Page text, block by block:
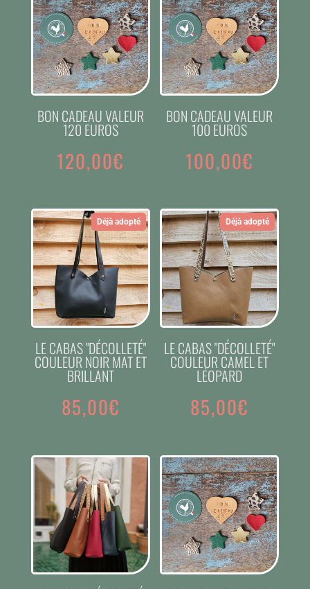
BON CADEAU VALEUR
120 EUROS
120,00€
BON CADEAU VALEUR
100 EUROS
100,00€
Déjà adopté
LE CABAS "DÉCOLLETÉ"
COULEUR NOIR MAT ET
BRILLANT
85,00€
Déjà adopté
LE CABAS "DÉCOLLETÉ"
COULEUR CAMEL ET
LÉOPARD
85,00€